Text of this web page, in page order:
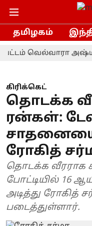
தமிழகம்
அஷ்மிதா
கிரிக்கெட்
தொடக்க
ரன்கள்:
சாதனையை
ரோகித்
தொடக்க வீரராக
போட்டியில் 16
அடித்து ரோகித்
படைத்துள்ளார்.